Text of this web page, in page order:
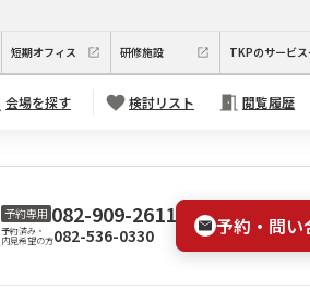
短期オフィス 研修施設 TKPのサービス
会場を探す 検討リスト 閲覧履歴
予約専用 082-909-2611
予約済み・
内見希望の方082-536-0330 予約・問い